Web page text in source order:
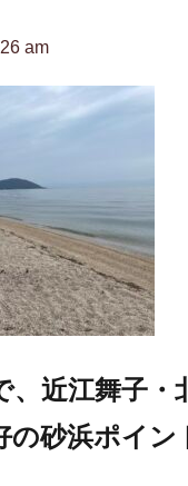
am
、近江舞子
の砂浜ポイン